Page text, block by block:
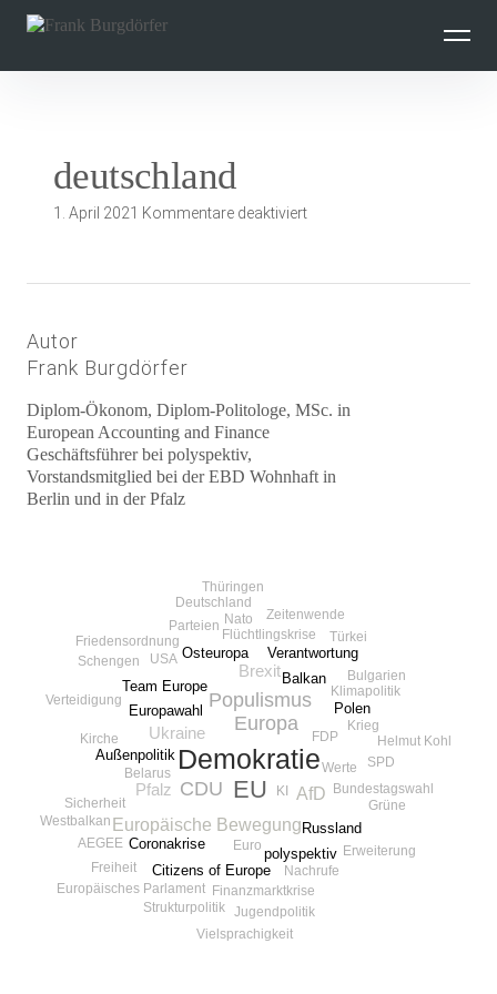
überspringen
deutschland
1. April 2021 Kommentare deaktiviertfür
Autor
Frank Burgdörfer
Diplom-Ökonom, Diplom-Politologe, MSc. in
European Accounting and Finance
Geschäftsführer bei polyspektiv,
Vorstandsmitglied bei der EBD Wohnhaft in
Berlin und in der Pfalz
Demokratie
EU
Europa
CDU
Populismus
AfD
Europäische Bewegung
Ukraine
Brexit
Pfalz
Osteuropa
polyspektiv
Europawahl
Team Europe
Russland
Balkan
Coronakrise
Außenpolitik
Citizens of Europe
Polen
Verantwortung
FDP
Finanzmarktkrise
Flüchtlingskrise
Bundestagswahl
Werte
Euro
Krieg
Parteien
USA
Klimapolitik
Nachrufe
SPD
Deutschland
Europäisches Parlament
Grüne
Helmut Kohl
Jugendpolitik
Kirche
Sicherheit
Strukturpolitik
Türkei
Vielsprachigkeit
AEGEE
Belarus
Bulgarien
Erweiterung
Freiheit
Friedensordnung
KI
Nato
Schengen
Thüringen
Verteidigung
Westbalkan
Zeitenwende